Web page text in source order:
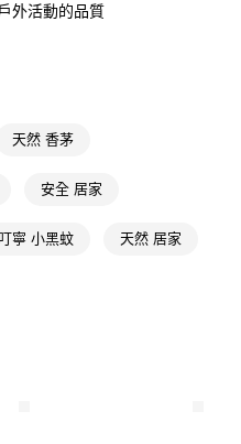
款」的支付方式。 讓您購物簡單
。
簡訊。
方視為交易完成。
之結帳頁面顯示為準，若有關於
運費
外活動的品質
天然 香茅
安全 居家
叮寧 小黑蚊 天然 居家